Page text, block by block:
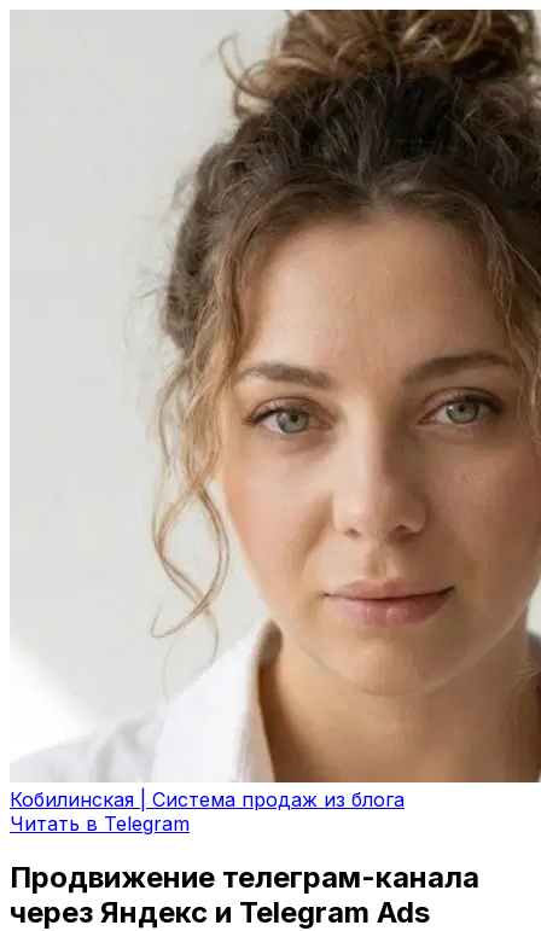
Кобилинская | Система продаж из блога
Читать в Telegram
Продвижение телеграм-канала
через Яндекс и Telegram Ads